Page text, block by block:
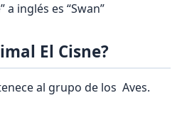
a inglés es “Swan”
El Cisne?
al grupo de los Aves.